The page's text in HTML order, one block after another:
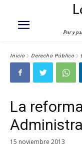
Por y
Inicio Derecho Público
La
15 noviembre 2013